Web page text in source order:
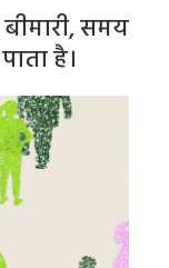
समय
है।